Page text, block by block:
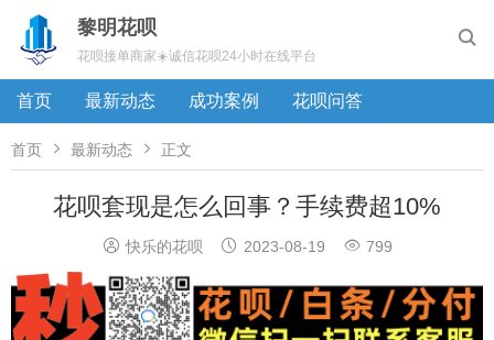

黎明花呗
花呗接单商家☀️诚信花呗24小时在线平台
首页 最新动态 成功案例 花呗问答
首页  最新动态  正文
花呗套现是怎么回事？手续费超10%
 快乐的花呗  2023-08-19  799